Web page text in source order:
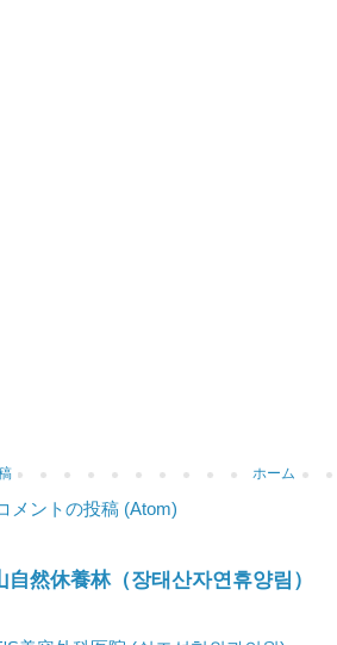
ホーム
メントの投稿 (Atom)
自然休養林（장태산자연휴양림）